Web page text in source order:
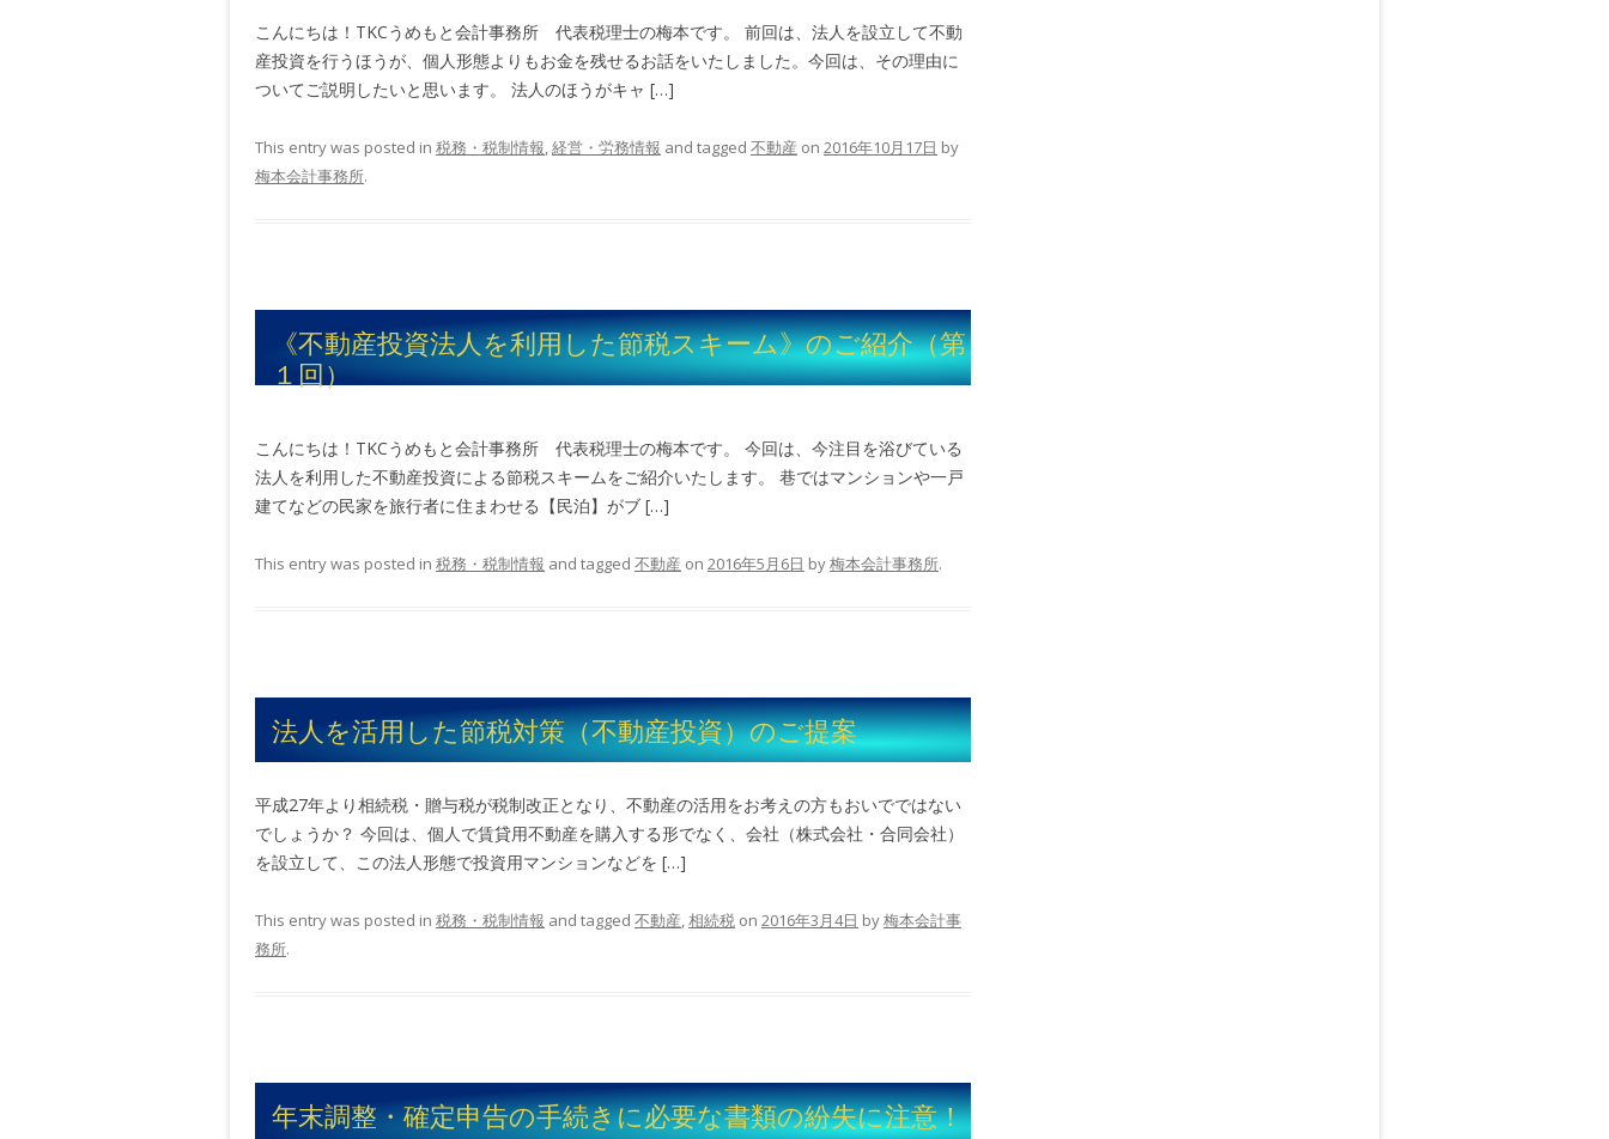
こんにちは！TKCうめもと会計事務所 代表税理士の梅本です。 前回は、法人を設立して不動
産投資を行うほうが、個人形態よりもお金を残せるお話をいたしました。今回は、その理由に
ついてご説明したいと思います。 法人のほうがキャ […]
This entry was posted in 税務・税制情報,経営・労務情報 and tagged 不動産 on 2016年10月17日 by
梅本会計事務所.
《不動産投資法人を利用した節税スキーム》のご紹介（第
１回）
こんにちは！TKCうめもと会計事務所 代表税理士の梅本です。 今回は、今注目を浴びている
法人を利用した不動産投資による節税スキームをご紹介いたします。 巷ではマンションや一戸
建てなどの民家を旅行者に住まわせる【民泊】がブ […]
This entry was posted in 税務・税制情報 and tagged 不動産 on 2016年5月6日 by梅本会計事務所.
法人を活用した節税対策（不動産投資）のご提案
平成27年より相続税・贈与税が税制改正となり、不動産の活用をお考えの方もおいでではない
でしょうか？ 今回は、個人で賃貸用不動産を購入する形でなく、会社（株式会社・合同会社）
を設立して、この法人形態で投資用マンションなどを […]
This entry was posted in 税務・税制情報 and tagged 不動産,相続税 on 2016年3月4日 by梅本会計事
務所.
年末調整・確定申告の手続きに必要な書類の紛失に注意！